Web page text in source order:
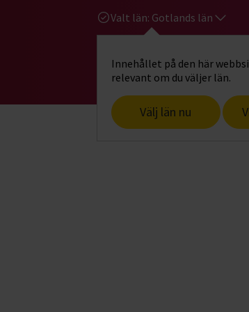
Valt län: Gotlands län
Innehållet på den här
relevant om du väljer län.
Välj län nu
Gå till